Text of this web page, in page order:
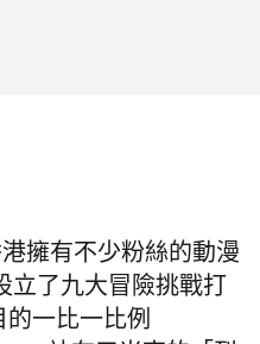
擁有不少粉絲的動漫
立了九大冒險挑戰打
的一比一比例